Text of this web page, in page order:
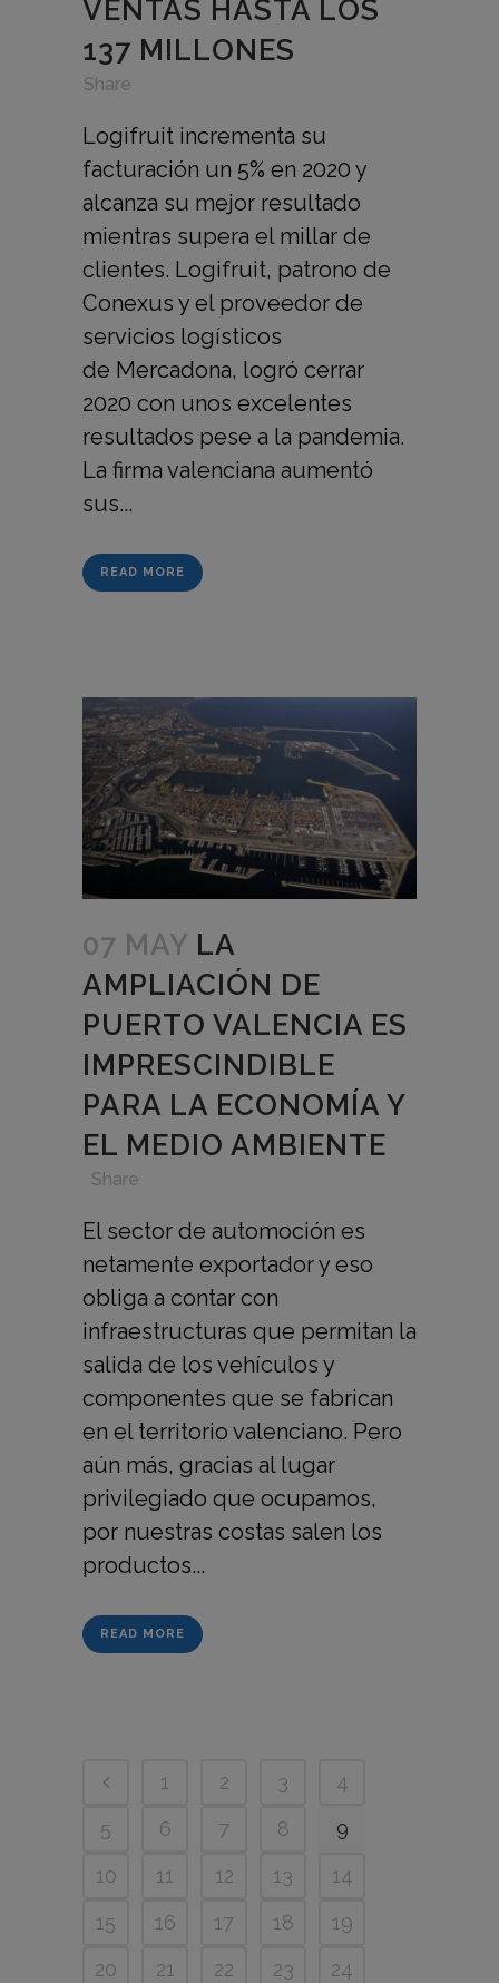
VENTAS HASTA LOS
137 MILLONES
Share
Logifruit incrementa su
facturación un 5% en 2020 y
alcanza su mejor resultado
mientras supera el millar de
clientes. Logifruit, patrono de
Conexus y el proveedor de
servicios logísticos
de Mercadona, logró cerrar
2020 con unos excelentes
resultados pese a la pandemia.
La firma valenciana aumentó
sus...
READ MORE
07 MAY LA
AMPLIACIÓN DE
PUERTO VALENCIA ES
IMPRESCINDIBLE
PARA LA ECONOMÍA Y
EL MEDIO AMBIENTE
Share
El sector de automoción es
netamente exportador y eso
obliga a contar con
infraestructuras que permitan la
salida de los vehículos y
componentes que se fabrican
en el territorio valenciano. Pero
aún más, gracias al lugar
privilegiado que ocupamos,
por nuestras costas salen los
productos...
READ MORE
1 2 3
4
5
6 7 8
9
10
11 12 13
14
15
16 17 18
19
20
21 22 23
24